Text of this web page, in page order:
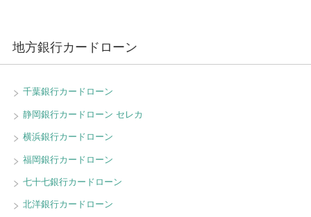
地方銀行カードローン
千葉銀行カードローン
静岡銀行カードローン セレカ
横浜銀行カードローン
福岡銀行カードローン
七十七銀行カードローン
北洋銀行カードローン